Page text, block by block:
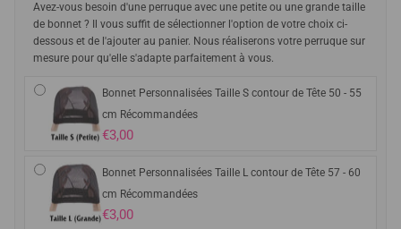
Avez-vous besoin d'une perruque avec une petite ou une grande taille
de bonnet ? Il vous suffit de sélectionner l'option de votre choix ci-
dessous et de l'ajouter au panier. Nous réaliserons votre perruque sur
mesure pour qu'elle s'adapte parfaitement à vous.
Bonnet Personnalisées Taille S contour de Tête 50 - 55
cm Récommandées
€3,00
Bonnet Personnalisées Taille L contour de Tête 57 - 60
cm Récommandées
€3,00